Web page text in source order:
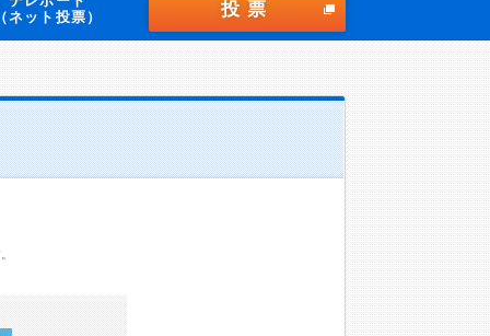
（ネット投票）
投票